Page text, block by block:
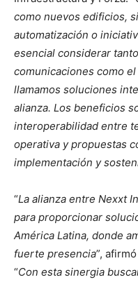
como nuevos edificios,
automatización o
esencial considerar
comunicaciones como
llamamos soluciones
alianza. Los beneficios
interoperabilidad entre
operativa y propuestas
implementación y
“La alianza entre Nexxt
para proporcionar
América Latina, donde
fuerte presencia”,
“Con esta sinergia